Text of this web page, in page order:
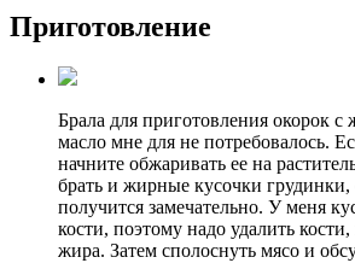
Приготовление
Брала для приготовления окорок
масло мне для не потребовалось.
начните обжаривать ее на
брать и жирные кусочки
получится замечательно. У меня
кости, поэтому надо удалить
жира. Затем сполоснуть мясо и